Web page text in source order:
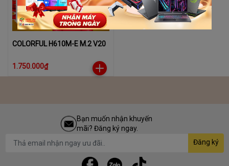
COLORFUL H610M-E M.2 V20
1.750.000₫
Bạn muốn nhận khuyến
mãi? Đăng ký ngay.
Đăng ký